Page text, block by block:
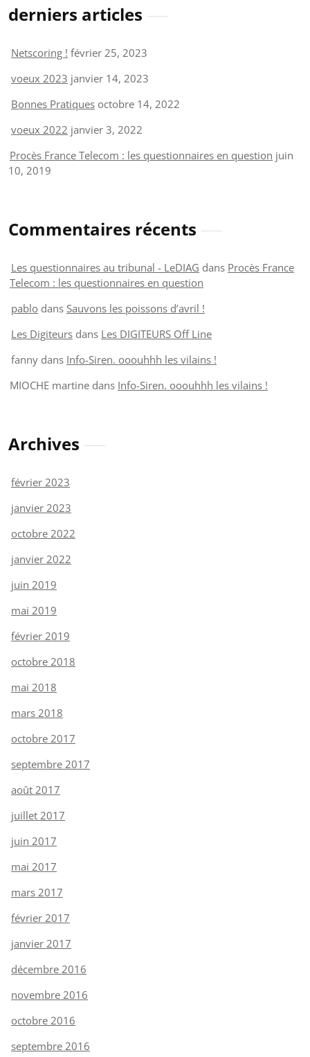
derniers articles
Netscoring ! février 25, 2023
voeux 2023 janvier 14, 2023
Bonnes Pratiques octobre 14, 2022
voeux 2022 janvier 3, 2022
Procès France Telecom : les questionnaires en question juin
10, 2019
Commentaires récents
Les questionnaires au tribunal - LeDIAG dans Procès France
Telecom : les questionnaires en question
pablo dans Sauvons les poissons d’avril !
Les Digiteurs dans Les DIGITEURS Off Line
fanny dans Info-Siren. ooouhhh les vilains !
MIOCHE martine dans Info-Siren. ooouhhh les vilains !
Archives
février 2023
janvier 2023
octobre 2022
janvier 2022
juin 2019
mai 2019
février 2019
octobre 2018
mai 2018
mars 2018
octobre 2017
septembre 2017
août 2017
juillet 2017
juin 2017
mai 2017
mars 2017
février 2017
janvier 2017
décembre 2016
novembre 2016
octobre 2016
septembre 2016